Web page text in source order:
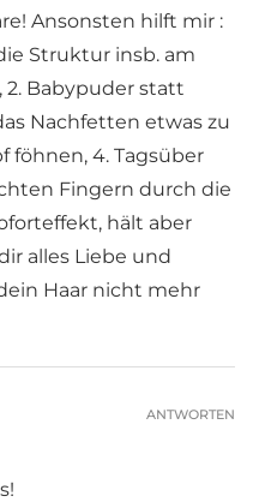
Ansonsten hilft mir :
Struktur insb. am
2. Babypuder statt
Nachfetten etwas zu
föhnen, 4. Tagsüber
Fingern durch die
hält aber
alles Liebe und
Haar nicht mehr
ANTWORTEN